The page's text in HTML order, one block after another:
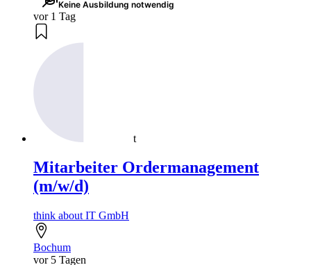
Keine Ausbildung notwendig
vor 1 Tag
t
Mitarbeiter Ordermanagement
(m/w/d)
think about IT GmbH
Bochum
vor 5 Tagen